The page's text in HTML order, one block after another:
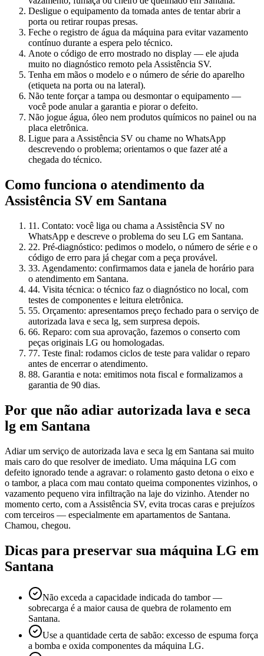
Desligue o equipamento da tomada antes de tentar abrir a
porta ou retirar roupas presas.
Feche o registro de água da máquina para evitar vazamento
contínuo durante a espera pelo técnico.
Anote o código de erro mostrado no display — ele ajuda
muito no diagnóstico remoto pela Assistência SV.
Tenha em mãos o modelo e o número de série do aparelho
(etiqueta na porta ou na lateral).
Não tente forçar a tampa ou desmontar o equipamento —
você pode anular a garantia e piorar o defeito.
Não jogue água, óleo nem produtos químicos no painel ou na
placa eletrônica.
Ligue para a Assistência SV ou chame no WhatsApp
descrevendo o problema; orientamos o que fazer até a
chegada do técnico.
Como funciona o atendimento da
Assistência SV em Santana
11. Contato: você liga ou chama a Assistência SV no
WhatsApp e descreve o problema do seu LG em Santana.
22. Pré-diagnóstico: pedimos o modelo, o número de série e o
código de erro para já chegar com a peça provável.
33. Agendamento: confirmamos data e janela de horário para
o atendimento em Santana.
44. Visita técnica: o técnico faz o diagnóstico no local, com
testes de componentes e leitura eletrônica.
55. Orçamento: apresentamos preço fechado para o serviço de
autorizada lava e seca lg, sem surpresa depois.
66. Reparo: com sua aprovação, fazemos o conserto com
peças originais LG ou homologadas.
77. Teste final: rodamos ciclos de teste para validar o reparo
antes de encerrar o atendimento.
88. Garantia e nota: emitimos nota fiscal e formalizamos a
garantia de 90 dias.
Por que não adiar autorizada lava e seca
lg em Santana
Adiar um serviço de autorizada lava e seca lg em Santana sai muito
mais caro do que resolver de imediato. Uma máquina LG com
defeito ignorado tende a agravar: o rolamento gasto detona o eixo e
o tambor, a placa com mau contato queima componentes vizinhos, o
vazamento pequeno vira infiltração na laje do vizinho. Atender no
momento certo, com a Assistência SV, evita trocas caras e prejuízos
com terceiros — especialmente em apartamentos de Santana.
Chamou, chegou.
Dicas para preservar sua máquina LG em
Santana
Não exceda a capacidade indicada do tambor —
sobrecarga é a maior causa de quebra de rolamento em
Santana.
Use a quantidade certa de sabão: excesso de espuma força
a bomba e oxida componentes da máquina LG.